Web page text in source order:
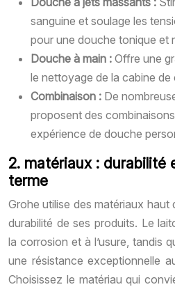
sanguine et soulage les
pour une douche tonique et
Douche à main : Offre une
le nettoyage de la cabine de
Combinaison : De
proposent des
expérience de douche
2. matériaux : durabilité
terme
Grohe utilise des matériaux haut
durabilité de ses produits. Le
la corrosion et à l’usure, tandis
une résistance exceptionnelle
Choisissez le matériau qui